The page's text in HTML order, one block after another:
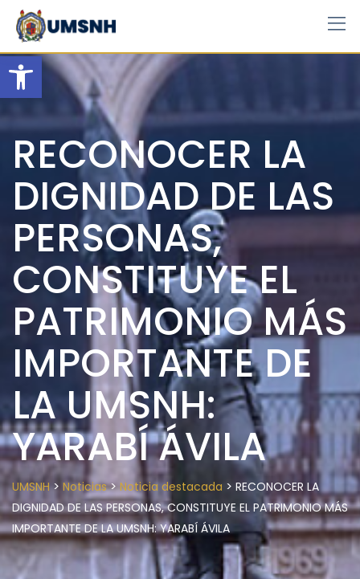
Open toolbar
Skip
content
RECONOCER LA
DIGNIDAD DE LAS
PERSONAS,
CONSTITUYE EL
PATRIMONIO MÁS
IMPORTANTE DE
LA UMSNH:
YARABÍ ÁVILA
UMSNH> Noticias>Noticia destacada > RECONOCER LA
DIGNIDAD DE LAS PERSONAS, CONSTITUYE EL PATRIMONIO MÁS
IMPORTANTE DE LA UMSNH: YARABÍ ÁVILA